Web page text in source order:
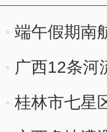
端午假期南
广西12条河
桂林市七星